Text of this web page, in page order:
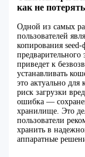
как не
Одной из самых
пользователей
копирования seed-
приведет к
устанавливать
это актуально
риск загрузки
ошибка —
хранилище. Это
пользователи
хранить в
аппаратные